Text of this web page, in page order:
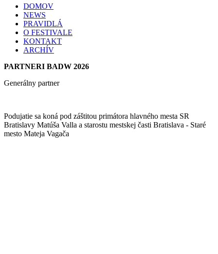
DOMOV
NEWS
PRAVIDLÁ
O FESTIVALE
KONTAKT
ARCHÍV
PARTNERI BADW 2026
Generálny partner
Podujatie sa koná pod záštitou primátora hlavného mesta SR
Bratislavy Matúša Valla a starostu mestskej časti Bratislava - Staré
mesto Mateja Vagača